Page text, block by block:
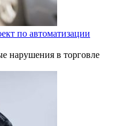
по автоматизации
нарушения в торговле